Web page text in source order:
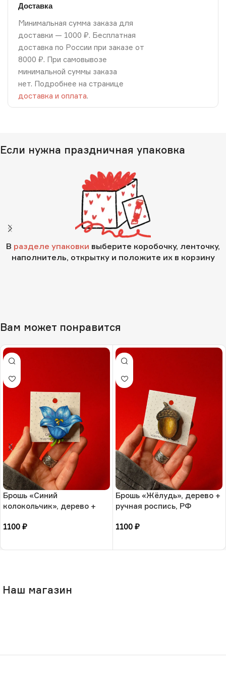
Доставка
Минимальная сумма заказа для
доставки — 1000 ₽. Бесплатная
доставка по России при заказе от
8000 ₽. При самовывозе
минимальной суммы заказа
нет. Подробнее на странице
доставка и оплата.
Если нужна праздничная упаковка
В разделе упаковки выберите коробочку, ленточку,
наполнитель, открытку и положите их в корзину
Вам может понравится
Брошь «Синий
колокольчик», дерево +
1100 ₽
Брошь «Жёлудь», дерево +
ручная роспись, РФ
1100 ₽
Наш магазин